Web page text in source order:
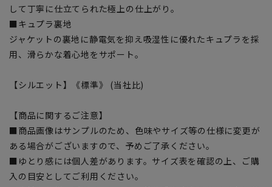
して丁寧に仕立てられた極上の仕上がり。
■キュプラ裏地
ジャケットの裏地に静電気を抑え吸湿性に優れたキュプラを採
用、滑らかな着心地をサポート。
【シルエット】《標準》 (当社比)
【商品に関するご注意】
■商品画像はサンプルのため、色味やサイズ等の仕様に変更が
ある場合がございますので、予めご了承ください。
■ゆとり感には個人差があります。サイズ表を確認の上、ご購
入の目安としてご利用ください。